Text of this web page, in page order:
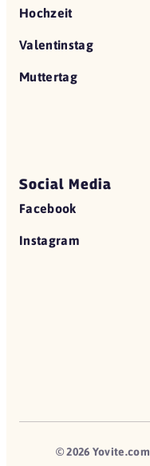
Hochzeit
Valentinstag
Muttertag
Social Media
Facebook
Instagram
© 2026 Yovite.com